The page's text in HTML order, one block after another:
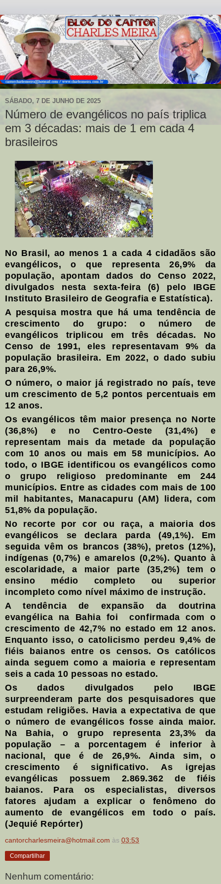
SÁBADO, 7 DE JUNHO DE 2025
Número de evangélicos no país triplica
em 3 décadas: mais de 1 em cada 4
brasileiros
No Brasil, ao menos 1 a cada 4 cidadãos são
evangélicos, o que representa 26,9% da
população, apontam dados do Censo 2022,
divulgados nesta sexta-feira (6) pelo IBGE
Instituto Brasileiro de Geografia e Estatística).
A pesquisa mostra que há uma tendência de
crescimento do grupo: o número de
evangélicos triplicou em três décadas. No
Censo de 1991, eles representavam 9% da
população brasileira. Em 2022, o dado subiu
para 26,9%.
O número, o maior já registrado no país, teve
um crescimento de 5,2 pontos percentuais em
12 anos.
Os evangélicos têm maior presença no Norte
(36,8%) e no Centro-Oeste (31,4%) e
representam mais da metade da população
com 10 anos ou mais em 58 municípios. Ao
todo, o IBGE identificou os evangélicos como
o grupo religioso predominante em 244
municípios. Entre as cidades com mais de 100
mil habitantes, Manacapuru (AM) lidera, com
51,8% da população.
No recorte por cor ou raça, a maioria dos
evangélicos se declara parda (49,1%). Em
seguida vêm os brancos (38%), pretos (12%),
indígenas (0,7%) e amarelos (0,2%). Quanto à
escolaridade, a maior parte (35,2%) tem o
ensino médio completo ou superior
incompleto como nível máximo de instrução.
A tendência de expansão da doutrina
evangélica na Bahia foi confirmada com o
crescimento de 42,7% no estado em 12 anos.
Enquanto isso, o catolicismo perdeu 9,4% de
fiéis baianos entre os censos. Os católicos
ainda seguem como a maioria e representam
seis a cada 10 pessoas no estado.
Os dados divulgados pelo IBGE
surpreenderam parte dos pesquisadores que
estudam religiões. Havia a expectativa de que
o número de evangélicos fosse ainda maior.
Na Bahia, o grupo representa 23,3% da
população – a porcentagem é inferior à
nacional, que é de 26,9%. Ainda sim, o
crescimento é significativo. As igrejas
evangélicas possuem 2.869.362 de fiéis
baianos. Para os especialistas, diversos
fatores ajudam a explicar o fenômeno do
aumento de evangélicos em todo o país.
(Jequié Repórter)
cantorcharlesmeira@hotmail.com às 03:53
Compartilhar
Nenhum comentário: